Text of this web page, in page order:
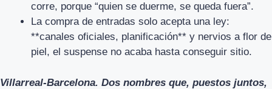
corre, porque “quien se duerme, se queda fuera”.
La compra de entradas solo acepta una ley:
**canales oficiales, planificación** y nervios a flor de
piel, el suspense no acaba hasta conseguir sitio.
Villarreal-Barcelona. Dos nombres que, puestos juntos,